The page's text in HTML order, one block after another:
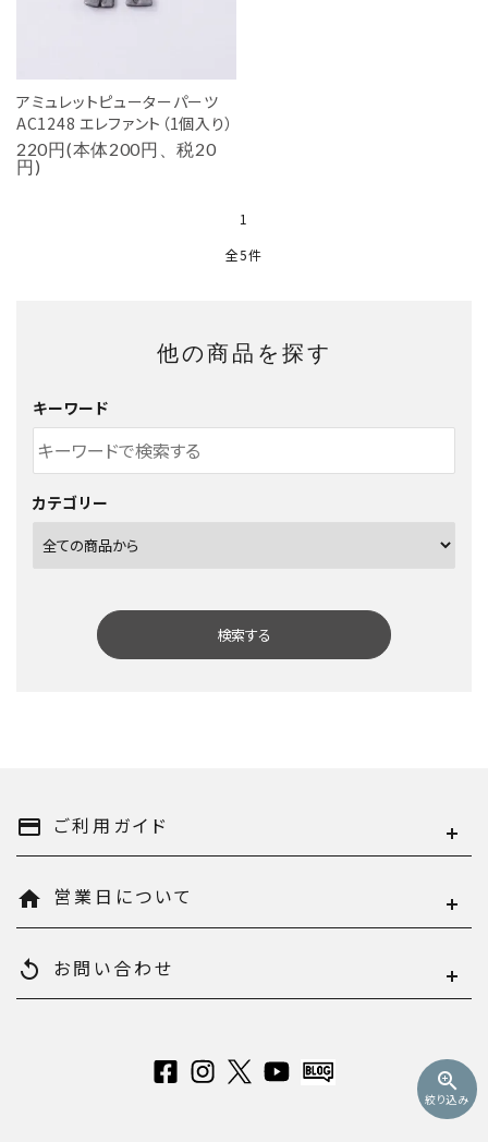
アミュレットピューターパーツ
AC1248 エレファント（1個入り）
220円(本体200円、税20
円)
1
全5件
他の商品を探す
キーワード
カテゴリー
検索する
zoom_in
絞り込み
キーワード
payment ご利用ガイド
home 営業日について
replay お問い合わせ